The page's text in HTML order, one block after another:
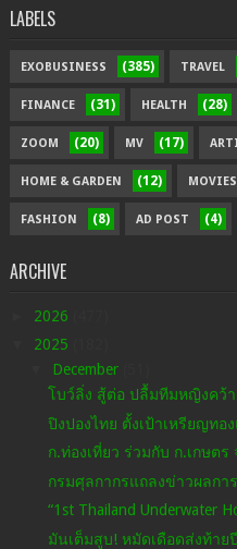
LABELS
EXOBUSINESS (385) TRAVEL
FINANCE (31) HEALTH (28)
ZOOM (20) MV (17)
HOME & GARDEN (12)
FASHION (8) AD POST (4)
ARCHIVE
2026
2025
December
โบว์ลิ่ง สู้ต่อ ปลื้มทีมหญิงคว้
ปิงปองไทย ตั้งเป้าเหรียญทอ
ก.ท่องเที่ยว ร่วมกับ ก.เกษตร
กรมศุลกากรแถลงข่าวผลก
“1st Thailand Underwater
มันเต็มสูบ! หมัดเดือดส่งท้า